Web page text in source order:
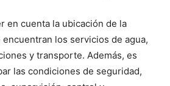
en cuenta la ubicación de la
los servicios de agua,
y transporte. Además, es
las condiciones de seguridad,